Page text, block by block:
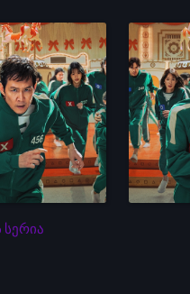
სერია